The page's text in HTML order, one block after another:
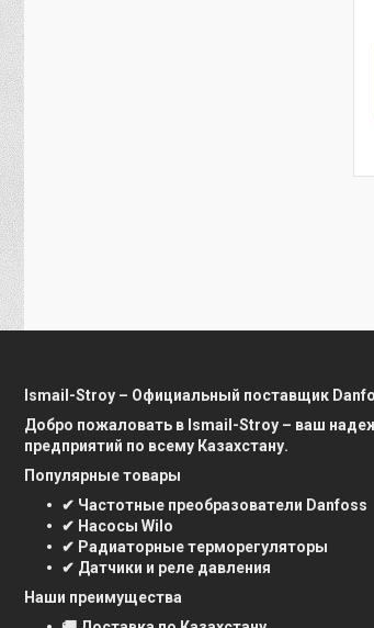
Ismail-Stroy – Официальный поставщик
Добро пожаловать в Ismail-Stroy – ваш
предприятий по всему Казахстану.
Популярные товары
✔ Частотные преобразователи Danfoss
✔ Насосы Wilo
✔ Радиаторные терморегуляторы
✔ Датчики и реле давления
Наши преимущества